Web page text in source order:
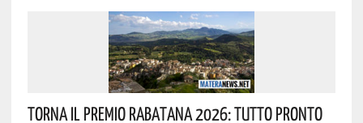
Torna Il Premio Rabatana 2026: Tutto Pronto